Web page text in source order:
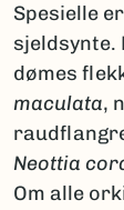
Spesielle
sjeldsynte.
dømes
maculata,
Neottia
Om alle